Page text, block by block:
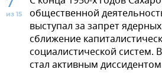
из 15
общественной
выступал за запрет
сближение
социалистической систем.
стал активным